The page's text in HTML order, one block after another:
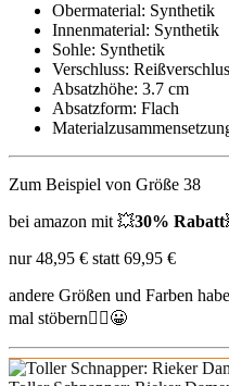
Obermaterial: Synthetik
Innenmaterial: Synthetik
Sohle: Synthetik
Verschluss:
Absatzhöhe: 3.7 cm
Absatzform: Flach
Zum Beispiel von Größe 38
bei amazon mit 💥30% Rabatt
nur 48,95 € statt 69,95 €
andere Größen und Farben
mal stöbern🙋‍♂️😀